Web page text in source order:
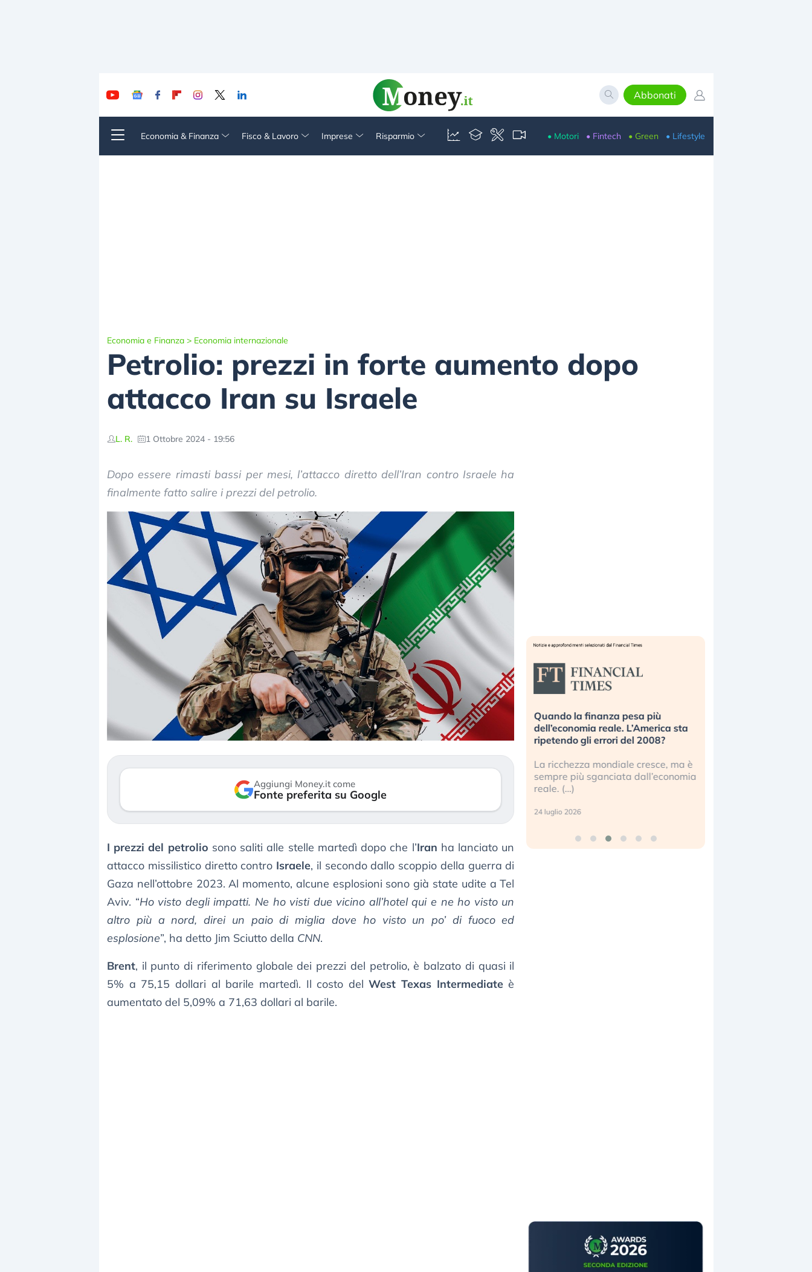
Abbonati
Economia & Finanza Fisco & Lavoro Imprese Risparmio • Motori • Fintech • Green • Lifestyle
Economia e Finanza > Economia internazionale
Petrolio: prezzi in forte aumento dopo
attacco Iran su Israele
L. R. 1 Ottobre 2024 - 19:56
Dopo essere rimasti bassi per mesi, l’attacco diretto dell’Iran contro Israele ha
finalmente fatto salire i prezzi del petrolio.
Aggiungi Money.it come
Fonte preferita su Google
I prezzi del petrolio sono saliti alle stelle martedì dopo che l’Iran ha lanciato un
attacco missilistico diretto contro Israele, il secondo dallo scoppio della guerra di
Gaza nell’ottobre 2023. Al momento, alcune esplosioni sono già state udite a Tel
Aviv. “Ho visto degli impatti. Ne ho visti due vicino all’hotel qui e ne ho visto un
altro più a nord, direi un paio di miglia dove ho visto un po’ di fuoco ed
esplosione”, ha detto Jim Sciutto della CNN.
Brent, il punto di riferimento globale dei prezzi del petrolio, è balzato di quasi il
5% a 75,15 dollari al barile martedì. Il costo delWest Texas Intermediateè
aumentato del 5,09% a 71,63 dollari al barile.
Dalle valutazioni estreme alla
correzione. Cosa sta guidando il
repricing degli asset?
3 agosto 2026
«La mia vita è rovinata». Investitori
in preda al panico dopo lo scoppio
della bolla AI
Kospi, mentre gli investitori retail (…)
30 luglio 2026
Quando la finanza pesa più
dell’economia reale. L’America sta
ripetendo gli errori del 2008?
La ricchezza mondiale cresce, ma è
sempre più sganciata dall’economia
reale. (…)
24 luglio 2026